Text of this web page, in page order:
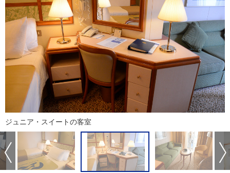
ジュニア・スイートの客室